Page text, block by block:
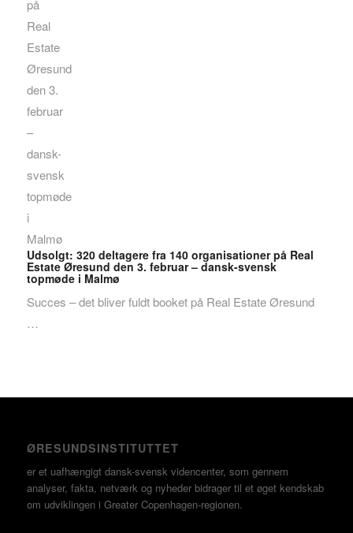
Udsolgt: 320 deltagere fra 140 organisationer på Real
Estate Øresund den 3. februar – dansk-svensk
topmøde i Malmø
Succes – det bliver fuldt booket på Real Estate Øresund
…
ØRESUNDSINSTITUTTET
er et uafhængigt dansk-svensk videncenter, som gennem
analyser, fakta, netværk og nyheder bidrager til et øget kendskab
om udviklingen i Greater Copenhagen-regionen.